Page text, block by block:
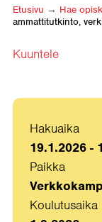
Etusivu → Hae
ammattitutkinto,
Kuuntele
Hakuaika
19.1.2026 -
Paikka
Koulutusaika